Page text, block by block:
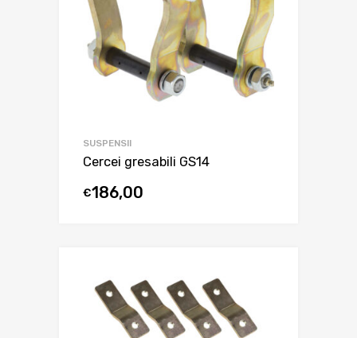
SUSPENSII
Cercei gresabili GS14
€186,00